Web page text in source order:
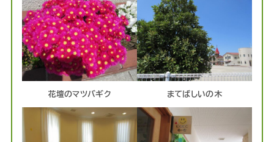
花壇のマツバギク まてばしいの木